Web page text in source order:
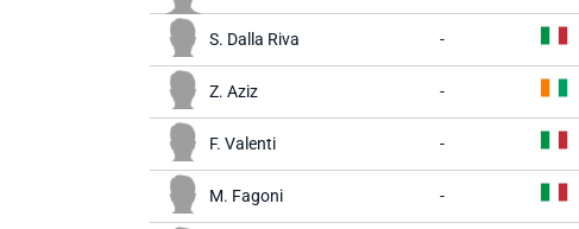
S. Dalla Riva -
Z. Aziz -
F. Valenti -
M. Fagoni -